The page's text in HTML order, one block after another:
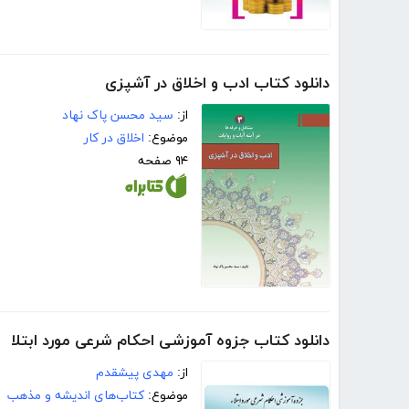
دانلود کتاب ادب و اخلاق در آشپزی
از: سید محسن پاک نهاد
موضوع: اخلاق در کار
۹۴ صفحه
دانلود کتاب جزوه آموزشی احکام شرعی مورد ابتلا
از: مهدی پیشقدم
موضوع: کتاب‌های اندیشه و مذهب